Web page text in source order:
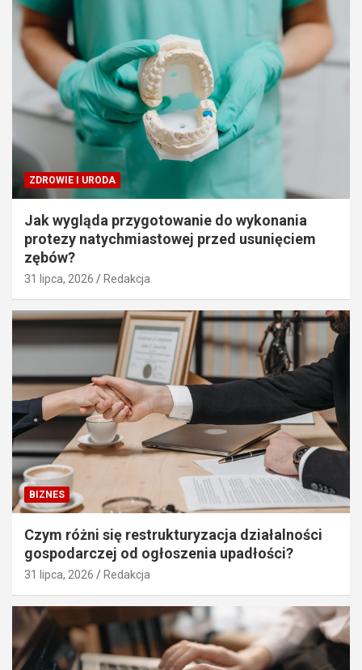
ZDROWIE I URODA
Jak wygląda przygotowanie do wykonania
protezy natychmiastowej przed usunięciem
zębów?
31 lipca, 2026 Redakcja
BIZNES
Czym różni się restrukturyzacja działalności
gospodarczej od ogłoszenia upadłości?
31 lipca, 2026 Redakcja